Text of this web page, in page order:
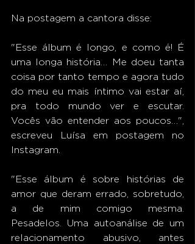
Na postagem a cantora disse:
"Esse álbum é longo, e como é! É
uma longa história… Me doeu tanta
coisa por tanto tempo e agora tudo
do meu eu mais íntimo vai estar aí,
pra todo mundo ver e escutar.
Vocês vão entender aos poucos…",
escreveu Luísa em postagem no
Instagram.
"Esse álbum é sobre histórias de
amor que deram errado, sobretudo,
a de mim comigo mesma.
Pesadelos. Uma autoanálise de um
relacionamento abusivo, antes